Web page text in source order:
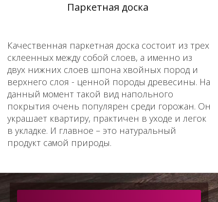
Паркетная доска
Качественная паркетная доска состоит из трех
склеенных между собой слоев, а именно из
двух нижних слоев шпона хвойных пород и
верхнего слоя - ценной породы древесины. На
данный момент такой вид напольного
покрытия очень популярен среди горожан. Он
украшает квартиру, практичен в уходе и легок
в укладке. И главное – это натуральный
продукт самой природы.